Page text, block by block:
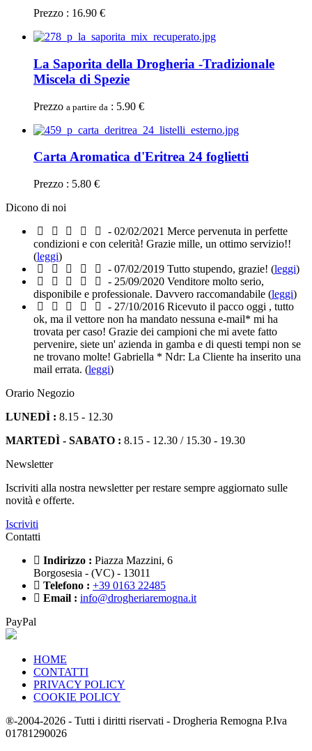
Prezzo : 16.90 €
La Saporita della Drogheria -Tradizionale
Miscela di Spezie
Prezzo a partire da : 5.90 €
Carta Aromatica d'Eritrea 24 foglietti
Prezzo : 5.80 €
Dicono di noi
- 02/02/2021 Merce pervenuta in perfette
condizioni e con celerità! Grazie mille, un ottimo servizio!!
(leggi)
- 07/02/2019 Tutto stupendo, grazie! (leggi)
- 25/09/2020 Venditore molto serio,
disponibile e professionale. Davvero raccomandabile (leggi)
- 27/10/2016 Ricevuto il pacco oggi , tutto
ok, ma il vettore non ha mandato nessuna e-mail* mi ha
trovata per caso! Grazie dei campioni che mi avete fatto
pervenire, siete un' azienda in gamba e di questi tempi non se
ne trovano molte! Gabriella * Ndr: La Cliente ha inserito una
mail errata. (leggi)
Orario Negozio
LUNEDÌ : 8.15 - 12.30
MARTEDÌ - SABATO : 8.15 - 12.30 / 15.30 - 19.30
Newsletter
Iscriviti alla nostra newsletter per restare sempre aggiornato sulle
novità e offerte.
Iscriviti
Contatti
Indirizzo : Piazza Mazzini, 6
Borgosesia - (VC) - 13011
Telefono : +39 0163 22485
Email : info@drogheriaremogna.it
PayPal
HOME
CONTATTI
PRIVACY POLICY
COOKIE POLICY
®-2004-2026 - Tutti i diritti riservati - Drogheria Remogna P.Iva
01781290026